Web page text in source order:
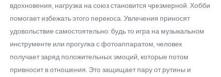
вдохновения, нагрузка на союз становится чрезмерной. Хобби
помогает избежать этого перекоса. Увлечения приносят
удовольствие самостоятельно: будь то игра на музыкальном
инструменте или прогулка с фотоаппаратом, человек
получает заряд положительных эмоций, которые потом
привносит в отношения. Это защищает пару от рутины и